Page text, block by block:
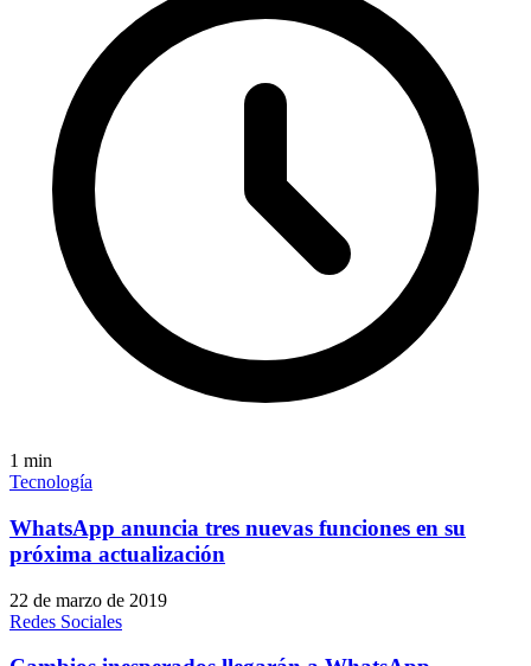
1 min
Tecnología
WhatsApp anuncia tres nuevas funciones en su
próxima actualización
22 de marzo de 2019
Redes Sociales